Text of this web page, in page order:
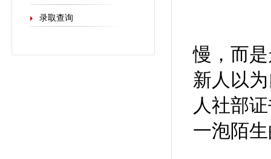
录取查询
慢，而
新人以
人社部
一泡陌